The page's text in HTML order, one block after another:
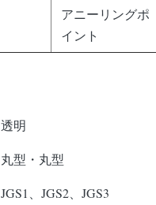
アニーリングポ
イント
透明
丸型・丸型
JGS1、JGS2、JGS3